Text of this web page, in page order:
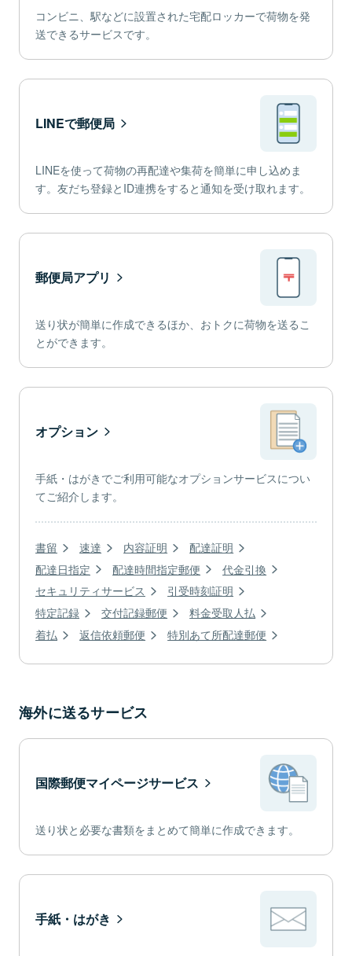
コンビニ、駅などに設置された宅配ロッカーで荷物を発
送できるサービスです。
LINEで郵便局
LINEを使って荷物の再配達や集荷を簡単に申し込めま
す。友だち登録とID連携をすると通知を受け取れます。
郵便局アプリ
送り状が簡単に作成できるほか、おトクに荷物を送るこ
とができます。
オプション
手紙・はがきでご利用可能なオプションサービスについ
てご紹介します。
書留 速達 内容証明
配達証明
配達日指定
配達時間指定郵便
代金引換
セキュリティサービス
引受時刻証明
特定記録
交付記録郵便
料金受取人払
着払
返信依頼郵便 特別あて所配達郵便
海外に送るサービス
国際郵便マイページサービス
送り状と必要な書類をまとめて簡単に作成できます。
手紙・はがき